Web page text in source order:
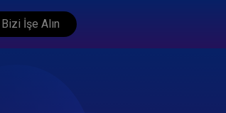
Bizi İşe Alın